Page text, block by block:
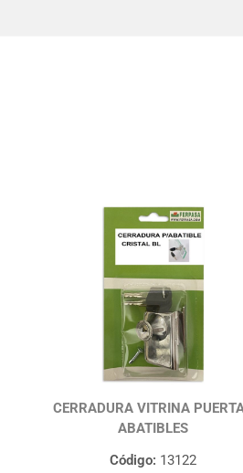
CERRADURA VITRINA
ABATIBLES
Código: 13122